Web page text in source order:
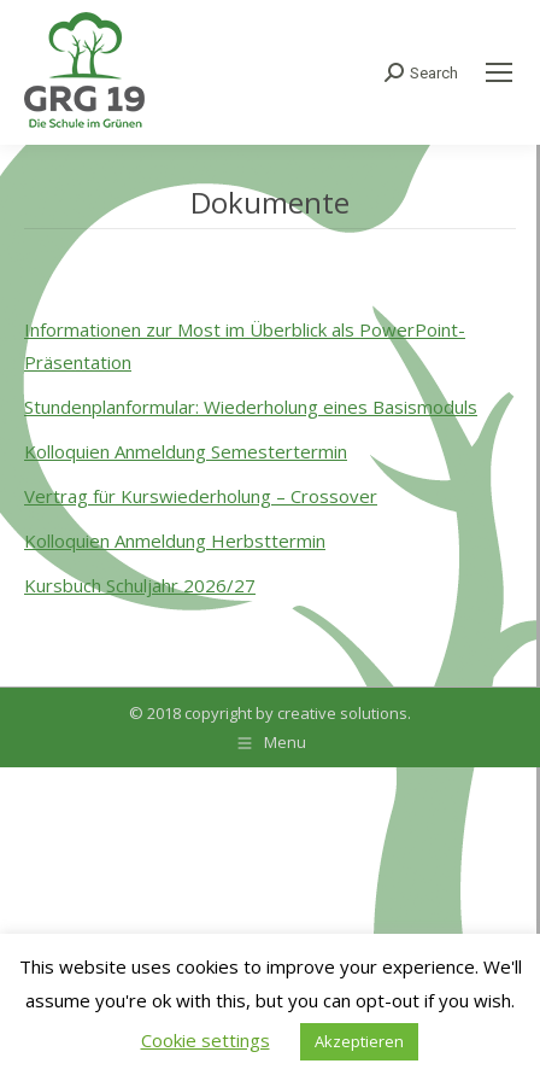
Search:
Search
Dokumente
Informationen zur Most im Überblick als PowerPoint-
Präsentation
Stundenplanformular: Wiederholung eines Basismoduls
Kolloquien Anmeldung Semestertermin
Vertrag für Kurswiederholung – Crossover
Kolloquien Anmeldung Herbsttermin
Kursbuch Schuljahr 2026/27
© 2018 copyright by creative solutions.
Menu
This website uses cookies to improve your experience. We'll
assume you're ok with this, but you can opt-out if you wish.
Cookie settings
Akzeptieren